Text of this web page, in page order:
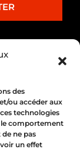
des
ou accéder aux
technologies
le comportement
ne pas
un effet